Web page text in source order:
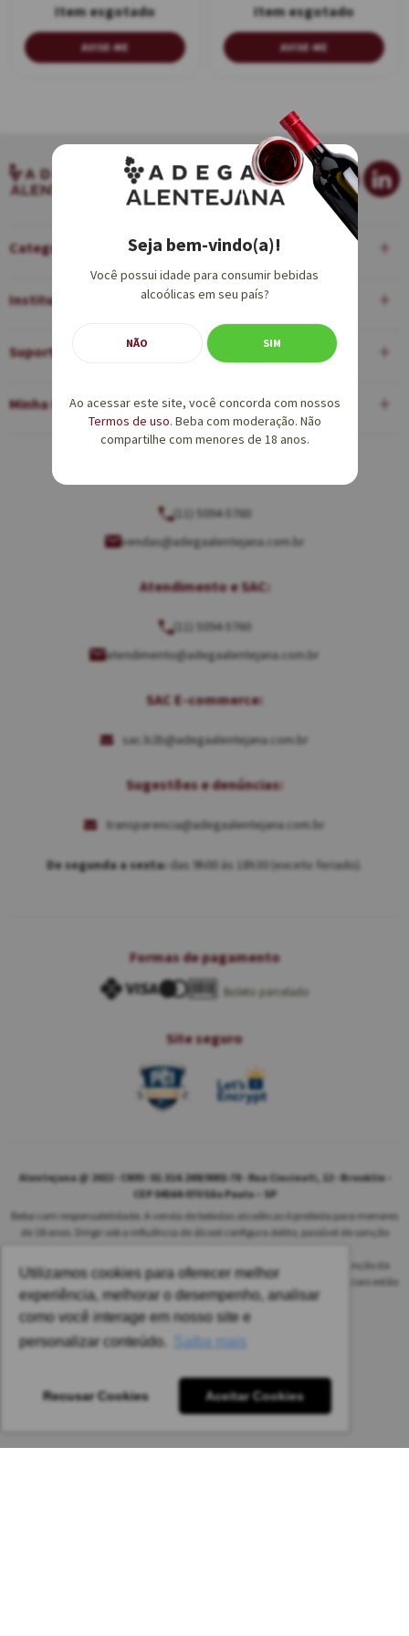
Utilizamos cookies para oferecer melhor
experiência, melhorar o desempenho, analisar
como você interage em nosso site e
personalizar conteúdo.
Saiba mais
Recusar Cookies Aceitar Cookies
AVISE-ME AVISE-ME
Categorias
Institucional
Suporte
Minha Conta
(11) 5094-5760
vendas@adegaalentejana.com.br
Atendimento e SAC:
(11) 5094-5760
atendimento@adegaalentejana.com.br
SAC E-commerce:
sac.b2b@adegaalentejana.com.br
Sugestões e denúncias:
transparencia@adegaalentejana.com.br
De segunda a sexta: das 9h00 às 18h30 (exceto feriado).
Formas de pagamento
Boleto parcelado
Site seguro
Alentejana @ 2022 - CNPJ: 02.314.269/0001-78 - Rua Cincinati, 12 - Brooklin -
CEP 04564-070 São Paulo – SP
Beba com responsabilidade. A venda de bebidas alcoólicas é proibida para menores
de 18 anos. Dirigir sob a influência de álcool configura delito, passível de sanção
As safras dos vinhos poderão ser diferentes das informadas no site em função da
disponibilidade do nosso estoque. Alteração de preços e condições comerciais estão
sujeitas a alteração sem aviso prévio.
Pedido mínimo: R$ 1.650,00 para todas as regiões.
Imagens meramente ilustrativas.
Seja bem-vindo(a)!
Você possui idade para consumir bebidas
alcoólicas em seu país?
NÃO SIM
Ao acessar este site, você concorda com nossos
Termos de uso. Beba com moderação. Não
compartilhe com menores de 18 anos.